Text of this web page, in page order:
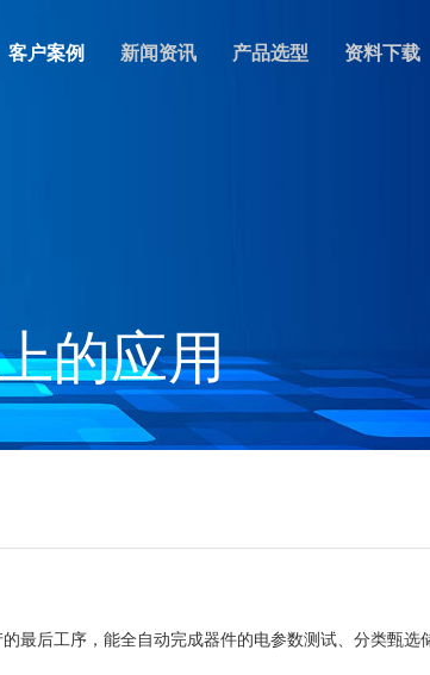
客户案例 新闻资讯 产品选型 资料下载
的应用
最后工序，能全自动完成器件的电参数测试、分类甄